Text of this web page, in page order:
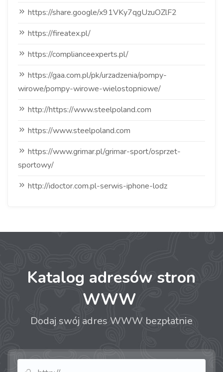
https://share.google/x91VKy7qgUzuOZlF2
https://fireatex.pl/
https://complianceexperts.pl/
https://gaa.com.pl/pk/urzadzenia/pompy-
wirowe/pompy-wirowe-wielostopniowe/
http://https://www.steelpoland.com
https://www.steelpoland.com
https://www.grimar.pl/grimar-sport/osprzet-
sportowy/
http://idoctor.com.pl-serwis-iphone-lodz
Katalog adresów stron
WWW
Dodaj swój adres WWW bezpłatnie